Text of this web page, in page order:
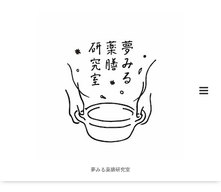
夢みる薬膳研究室